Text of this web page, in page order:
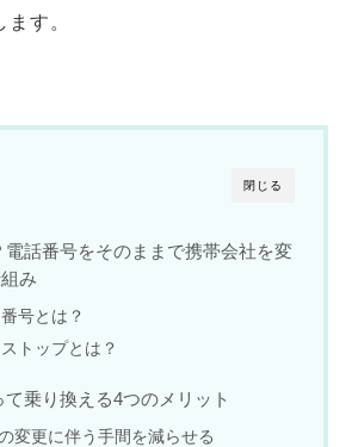
す。
閉じる
電話番号をそのままで携帯会社を変
み
号とは？
トップとは？
乗り換える4つのメリット
変更に伴う手間を減らせる